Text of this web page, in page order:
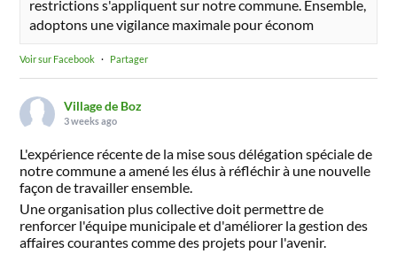
restrictions s'appliquent sur notre commune. Ensemble,
adoptons une vigilance maximale pour économ
Voir sur Facebook · Partager
Village de Boz
3 weeks ago
L'expérience récente de la mise sous délégation spéciale de
notre commune a amené les élus à réfléchir à une nouvelle
façon de travailler ensemble.
Une organisation plus collective doit permettre de
renforcer l'équipe municipale et d'améliorer la gestion des
affaires courantes comme des projets pour l'avenir.